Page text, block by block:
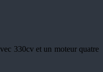
330cv et un moteur quatre